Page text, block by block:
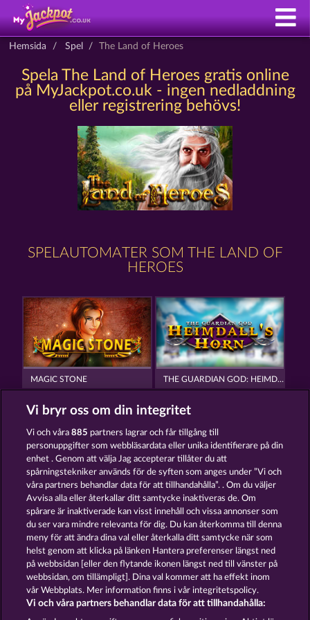
Hemsida Spel The Land of Heroes
Spela The Land of Heroes gratis online
på MyJackpot.co.uk - ingen nedladdning
eller registrering behövs!
SPELAUTOMATER SOM THE LAND OF
HEROES
MAGIC STONE THE GUARDIAN GOD: HEIMDALL'S HORN
GATES OF ISHTAR PHANTOMS MIRROR
Användarvillkor Sekretesspolicy Avtryck
Om Företaget FAQ Ordlista
Partnerprogram Facebook
Vi bryr oss om din integritet
Vi och våra885 partners lagrar och får tillgång till
personuppgifter som webbläsardata eller unika identifierare på din
enhet . Genom att välja Jag accepterar tillåter du att
spårningstekniker används för de syften som anges under ”Vi och
våra partners behandlar data för att tillhandahålla”. . Om du väljer
Avvisa alla eller återkallar ditt samtycke inaktiveras de. Om
spårare är inaktiverade kan visst innehåll och vissa annonser som
du ser vara mindre relevanta för dig. Du kan återkomma till denna
meny för att ändra dina val eller återkalla ditt samtycke när som
helst genom att klicka på länken Hantera preferenser längst ned
på webbsidan [eller den flytande ikonen längst ned till vänster på
webbsidan, om tillämpligt]. Dina val kommer att ha effekt inom
vår Webbplats. Mer information finns i vår integritetspolicy.
Vi och våra partners behandlar data för att tillhandahålla: